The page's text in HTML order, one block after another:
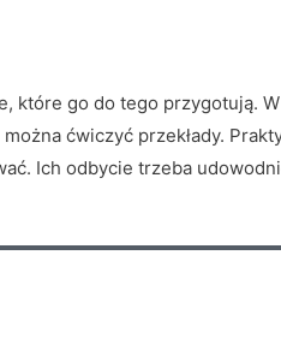
które go do tego przygotują.
ćwiczyć przekłady.
Ich odbycie trzeba